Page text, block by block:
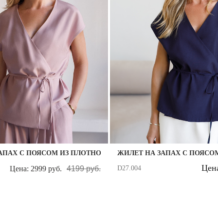
Запомнить меня на этом компьютере
Забыли свой пароль?
С ПОЯСОМ ИЗ ПЛОТНОГО ЛИОЦЕЛЛА
Цена: 2999 руб. 4199 руб.
ЖИЛЕТ НА ЗАПАХ С
D27.004